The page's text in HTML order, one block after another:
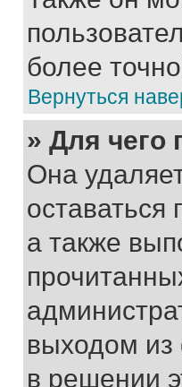
более
Вернуться
» Для чего
Она
а также
выходом
в решении